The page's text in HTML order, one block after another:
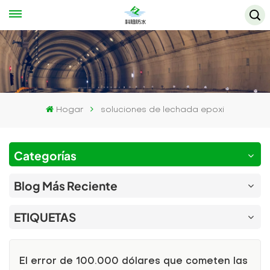
Hogar soluciones de lechada epoxi
Categorías
Blog Más Reciente
ETIQUETAS
El error de 100.000 dólares que cometen las